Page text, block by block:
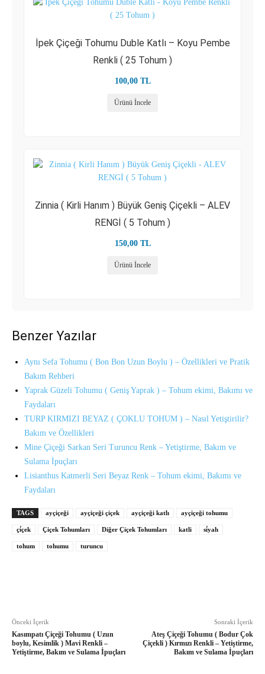
İpek Çiçeği Tohumu Duble Katlı – Koyu Pembe
Renkli ( 25 Tohum )
100,00 TL
Ürünü İncele
Zinnia ( Kirli Hanım ) Büyük Geniş Çiçekli – ALEV
RENGİ ( 5 Tohum )
150,00 TL
Ürünü İncele
Benzer Yazılar
Aynı Sefa Tohumu ( Bon Bon Uzun Boylu ) – Özellikleri ve Pratik
Bakım Rehberi
Yaprak Güzeli Tohumu ( Geniş Yaprak ) – Tohum ekimi, Bakımı ve
Faydaları
TURP KIRMIZI BEYAZ ( ÇOKLU TOHUM ) – Nasıl Yetiştirilir?
Bakım ve Özellikleri
Mine Çiçeği Sarkan Seri Turuncu Renk – Yetiştirme, Bakım ve
Sulama İpuçları
Lisianthus Katmerli Seri Beyaz Renk – Tohum ekimi, Bakımı ve
Faydaları
TAGS ayçiçeği ayçiçeği çiçek ayçiçeği katlı ayçiçeği tohumu
çi̇çek Çiçek Tohumları Diğer Çiçek Tohumları katli si̇yah
tohum tohumu turuncu
Önceki İçerik
Kasımpatı Çiçeği Tohumu ( Uzun
boylu, Kesimlik ) Mavi Renkli –
Yetiştirme, Bakım ve Sulama İpuçları
Sonraki İçerik
Ateş Çiçeği Tohumu ( Bodur Çok
Çiçekli ) Kırmızı Renkli – Yetiştirme,
Bakım ve Sulama İpuçları